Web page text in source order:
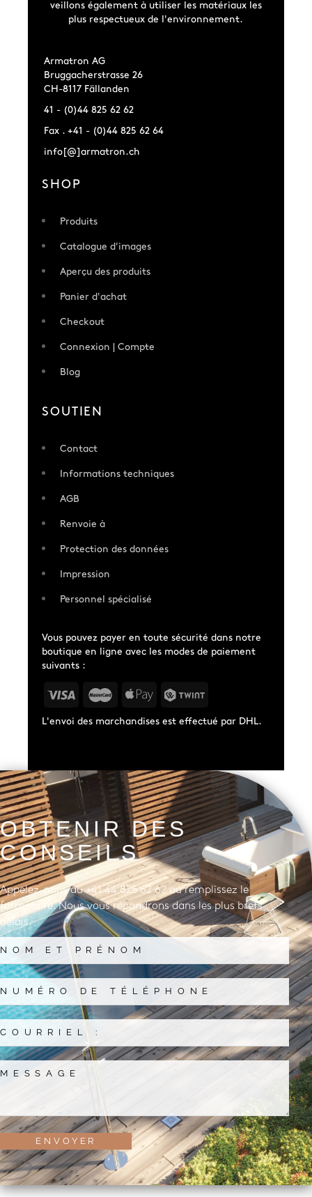
veillons également à utiliser les matériaux les
plus respectueux de l'environnement.
Armatron AG
Bruggacherstrasse 26
CH-8117 Fällanden
41 - (0)44 825 62 62
Fax . +41 - (0)44 825 62 64
info[@]armatron.ch
SHOP
Produits
Catalogue d'images
Aperçu des produits
Panier d'achat
Checkout
Connexion | Compte
Blog
SOUTIEN
Contact
Informations techniques
AGB
Renvoie à
Protection des données
Impression
Personnel spécialisé
Vous pouvez payer en toute sécurité dans notre
boutique en ligne avec les modes de paiement
suivants :
L'envoi des marchandises est effectué par DHL.
OBTENIR DES
CONSEILS
Appelez-nous au +41 44 825 62 62 ou remplissez le
formulaire. Nous vous répondrons dans les plus brefs
délais.
ENVOYER